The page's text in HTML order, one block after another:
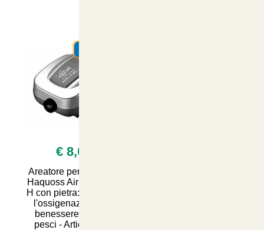
€ 8,00
Areatore per acquario
Haquoss Airline 1.2LT
H con pietra: Ottimizza
l'ossigenazione e il
benessere dei tuoi
pesci - Articolianim